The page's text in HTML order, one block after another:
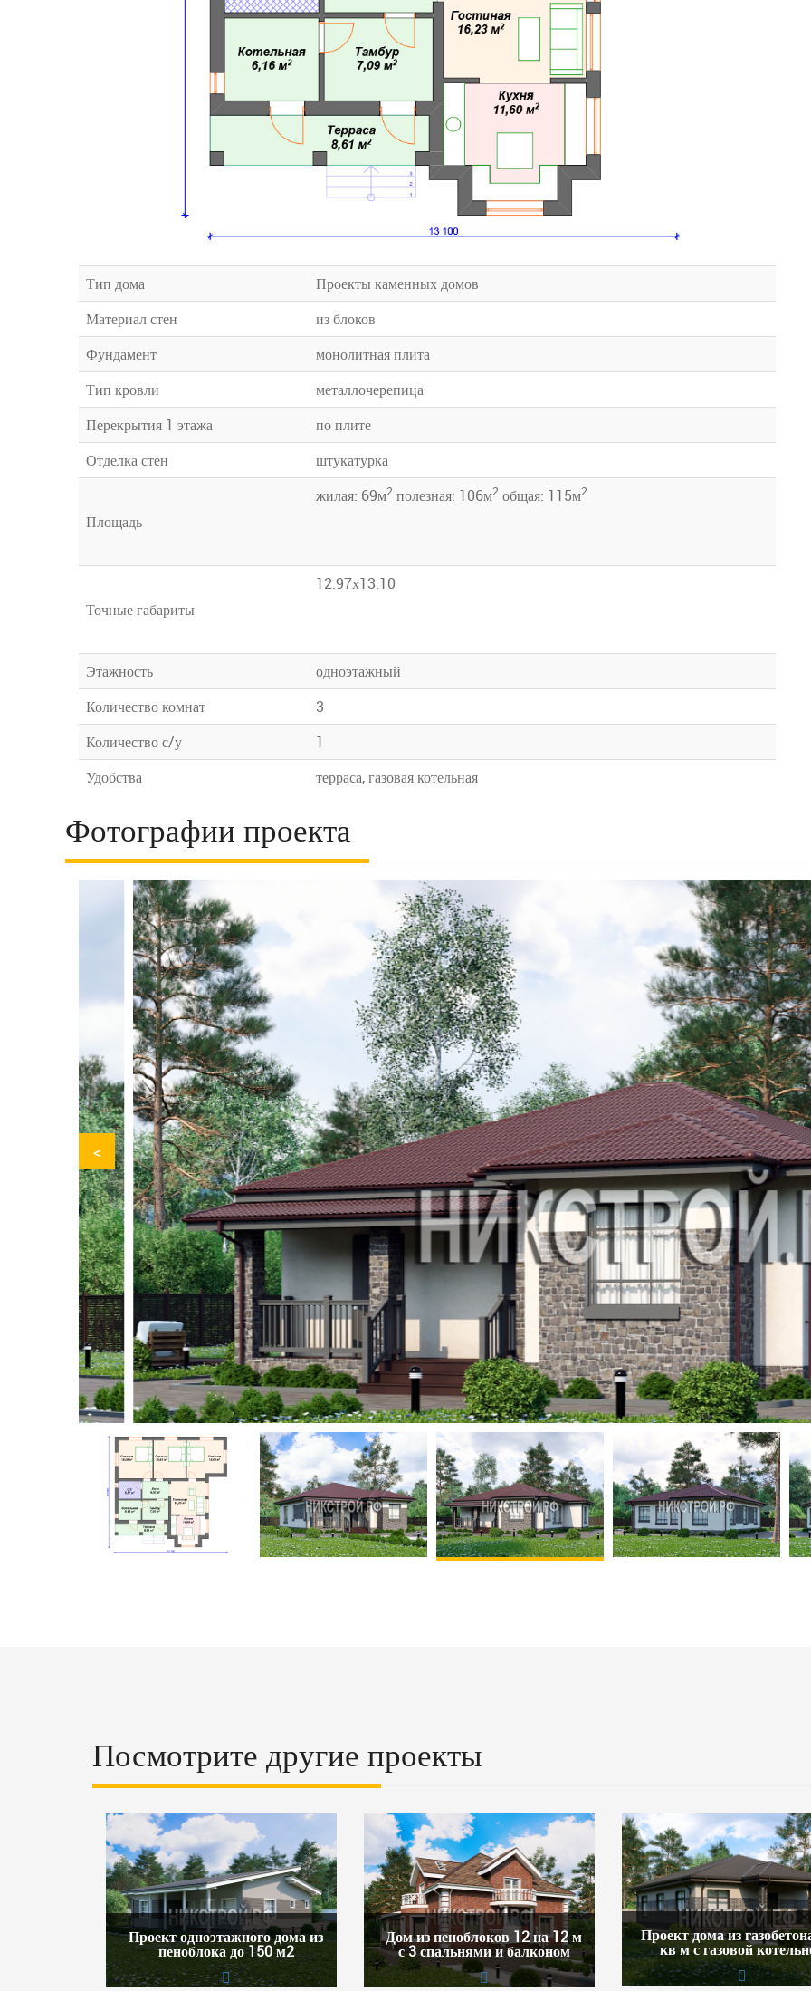
Тип дома
Проекты каменных домов
Материал стен
из блоков
Фундамент
монолитная плита
Тип кровли
металлочерепица
Перекрытия 1 этажа
по плите
Отделка стен
штукатурка
Площадь
жилая: 69м2 полезная: 106м2 общая: 115м2
Точные габариты
12.97х13.10
Этажность
одноэтажный
Количество комнат
3
Количество с/у
1
Удобства
терраса, газовая котельная
Фотографии проекта
<
Посмотрите другие проекты
Проект одноэтажного дома из
пеноблока до 150 м2
Дом из пеноблоков 12 на 12 м
с 3 спальнями и балконом
Проект дома из
кв м с газовой